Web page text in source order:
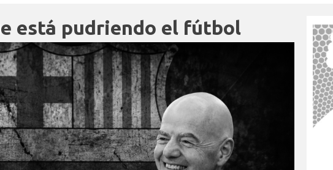
está pudriendo el fútbol